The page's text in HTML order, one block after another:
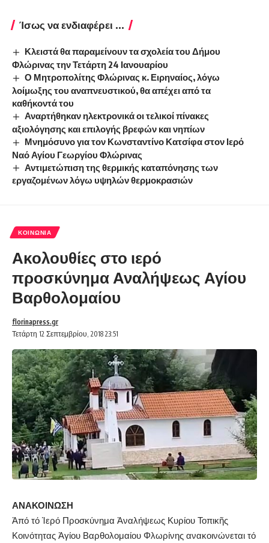
Ίσως να ενδιαφέρει ...
Κλειστά θα παραμείνουν τα σχολεία του Δήμου
Φλώρινας την Τετάρτη 24 Ιανουαρίου
Ο Μητροπολίτης Φλώρινας κ. Ειρηναίος, λόγω
λοίμωξης του αναπνευστικού, θα απέχει από τα
καθήκοντά του
Αναρτήθηκαν ηλεκτρονικά οι τελικοί πίνακες
αξιολόγησης και επιλογής βρεφών και νηπίων
Μνημόσυνο για τον Κωνσταντίνο Κατσίφα στον Ιερό
Ναό Αγίου Γεωργίου Φλώρινας
Αντιμετώπιση της θερμικής καταπόνησης των
εργαζομένων λόγω υψηλών θερμοκρασιών
ΚΟΙΝΩΝΊΑ
Ακολουθίες στο ιερό
προσκύνημα Αναλήψεως Αγίου
Βαρθολομαίου
Τετάρτη 12 Σεπτεμβρίου, 2018 23:51
florinapress.gr
ΑΝΑΚΟΙΝΩΣΗ
Ἀπό τό Ἱερό Προσκύνημα Ἀναλήψεως Κυρίου Τοπικῆς
Κοινότητας Ἁγίου Βαρθολομαίου Φλωρίνης ανακοινώνεται τό